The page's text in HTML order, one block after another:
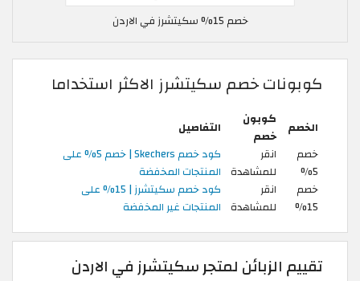
خصم 15% سكيتشرز في الاردن
كوبونات خصم سكيتشرز الاكثر استخداما
الخصم
كوبون
خصم
التفاصيل
خصم
5%
انقر
للمشاهدة
كود خصم Skechers | خصم 5% على
المنتجات المخفضة
خصم
15%
انقر
للمشاهدة
كود خصم سكيتشرز | 15% على
المنتجات غير المخفضة
تقييم الزبائن لمتجر سكيتشرز في الاردن